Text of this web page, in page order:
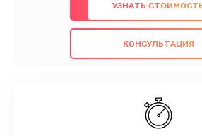
использованием оригинальных
также гарантируем качество
проведенных работ. Наша цель
наилучшим образом. Не
УЗНАТЬ
КОНСУЛЬТАЦИЯ